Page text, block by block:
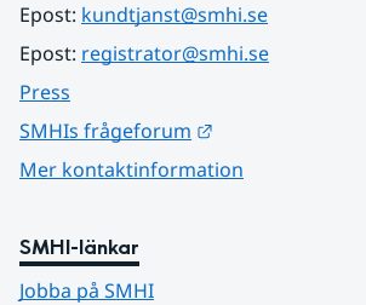
Epost: kundtjanst@smhi.se
Epost: registrator@smhi.se
Press
SMHIs frågeforum
Mer kontaktinformation
SMHI-länkar
Jobba på SMHI